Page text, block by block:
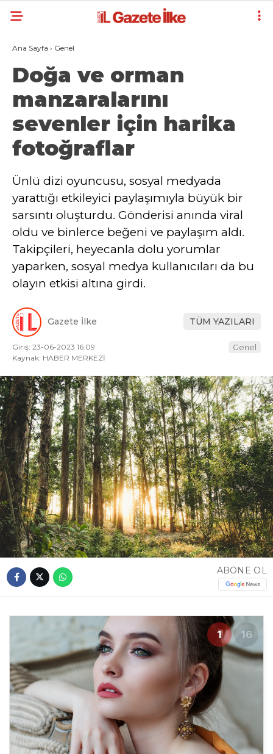
Ana Sayfa › Genel
Doğa ve orman
manzaralarını
sevenler için harika
fotoğraflar
Ünlü dizi oyuncusu, sosyal medyada
yarattığı etkileyici paylaşımıyla büyük bir
sarsıntı oluşturdu. Gönderisi anında viral
oldu ve binlerce beğeni ve paylaşım aldı.
Takipçileri, heyecanla dolu yorumlar
yaparken, sosyal medya kullanıcıları da bu
olayın etkisi altına girdi.
Gazete İlke TÜM YAZILARI
Giriş: 23-06-2023 16:09
Kaynak: HABER MERKEZİ
Genel
ABONE OL
1 16